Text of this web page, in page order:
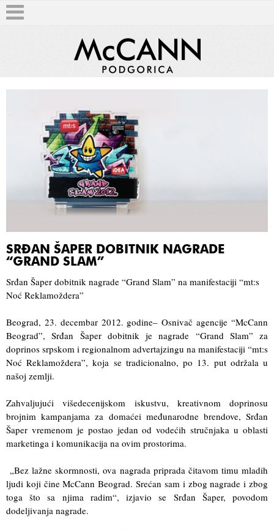
SRĐAN ŠAPER DOBITNIK NAGRADE
“GRAND SLAM”
Srđan Šaper dobitnik nagrade “Grand Slam” na manifestaciji “mt:s
Noć Reklamoždera”
Beograd, 23. decembar 2012. godine– Osnivač agencije “McCann
Beograd”, Srđan Šaper dobitnik je nagrade “Grand Slam” za
doprinos srpskom i regionalnom advertajzingu na manifestaciji “mt:s
Noć Reklamoždera”, koja se tradicionalno, po 13. put održala u
našoj zemlji.
Zahvaljujući višedecenijskom iskustvu, kreativnom doprinosu
brojnim kampanjama za domaćei međunarodne brendove, Srđan
Šaper vremenom je postao jedan od vodećih stručnjaka u oblasti
marketinga i komunikacija na ovim prostorima.
„Bez lažne skormnosti, ova nagrada priprada čitavom timu mladih
ljudi koji čine McCann Beograd. Srećan sam i zbog nagrade i zbog
toga što sa njima radim“, izjavio se Srđan Šaper, povodom
dodeljivanja nagrade.